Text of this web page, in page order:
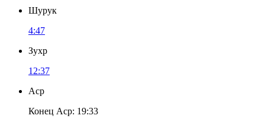
Шурук
4:47
Зухр
12:37
Аср
Конец Аср: 19:33